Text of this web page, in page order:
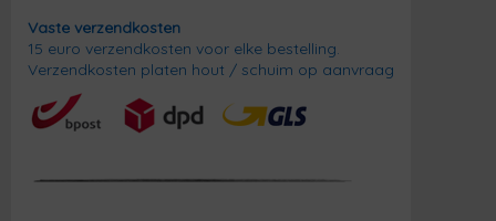
Vaste verzendkosten
15 euro verzendkosten voor elke bestelling.
Verzendkosten platen hout / schuim op aanvraag